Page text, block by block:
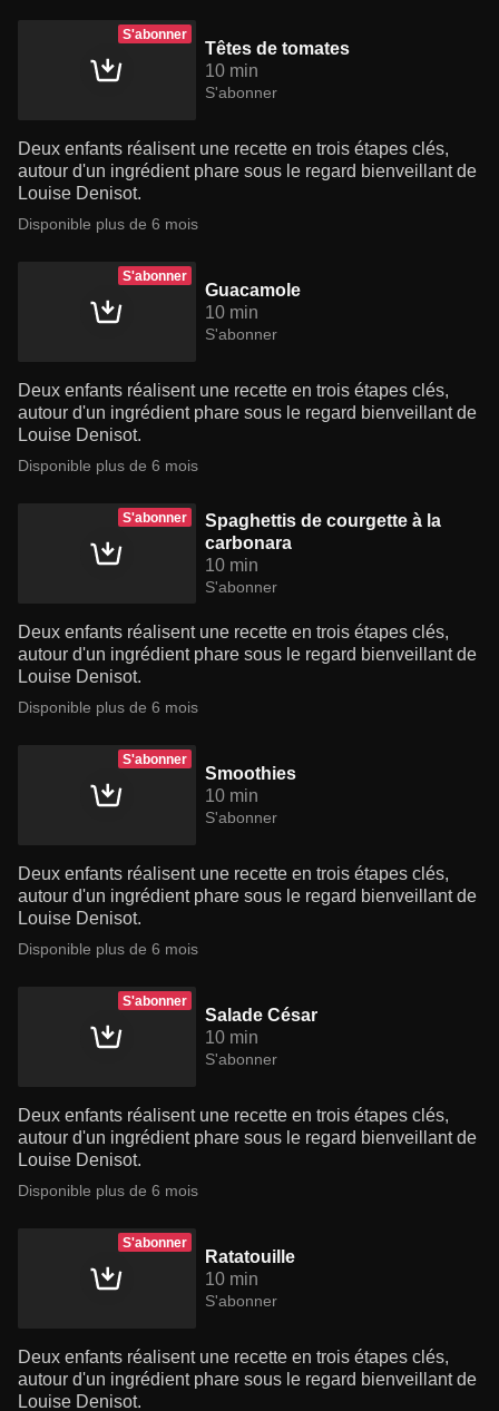
S'abonner
Têtes de tomates
10 min
S'abonner
Deux enfants réalisent une recette en trois étapes clés,
autour d'un ingrédient phare sous le regard bienveillant de
Louise Denisot.
Disponible plus de 6 mois
S'abonner
Guacamole
10 min
S'abonner
Deux enfants réalisent une recette en trois étapes clés,
autour d'un ingrédient phare sous le regard bienveillant de
Louise Denisot.
Disponible plus de 6 mois
S'abonner
Spaghettis de courgette à la
carbonara
10 min
S'abonner
Deux enfants réalisent une recette en trois étapes clés,
autour d'un ingrédient phare sous le regard bienveillant de
Louise Denisot.
Disponible plus de 6 mois
S'abonner
Smoothies
10 min
S'abonner
Deux enfants réalisent une recette en trois étapes clés,
autour d'un ingrédient phare sous le regard bienveillant de
Louise Denisot.
Disponible plus de 6 mois
S'abonner
Salade César
10 min
S'abonner
Deux enfants réalisent une recette en trois étapes clés,
autour d'un ingrédient phare sous le regard bienveillant de
Louise Denisot.
Disponible plus de 6 mois
S'abonner
Ratatouille
10 min
S'abonner
Deux enfants réalisent une recette en trois étapes clés,
autour d'un ingrédient phare sous le regard bienveillant de
Louise Denisot.